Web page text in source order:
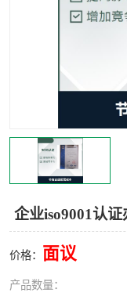
企业iso9001认
价格： 面议
产品数量：
工程承包
ISO认证
iso22000认证